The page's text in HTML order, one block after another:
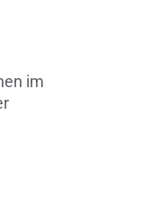
im